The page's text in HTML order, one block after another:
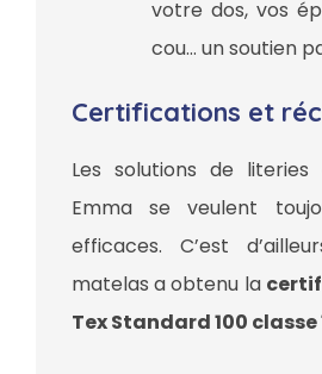
votre dos, vos
cou… un soutien
Certifications et
Les solutions de
Emma se veulent
efficaces. C’est
matelas a obtenu la
Tex Standard 100 classe